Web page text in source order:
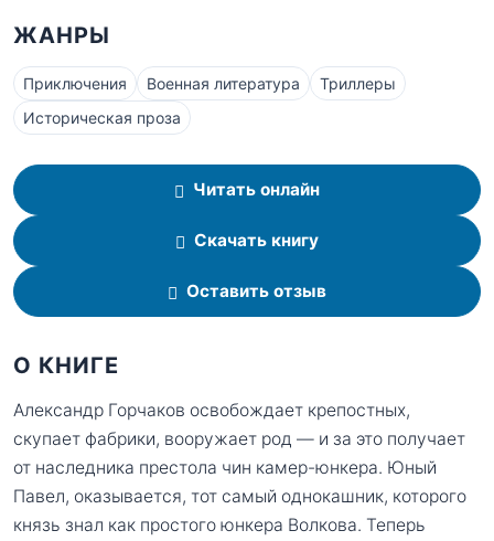
ЖАНРЫ
Приключения Военная литература
Триллеры
Историческая проза
Читать онлайн
Скачать книгу
Оставить отзыв
О КНИГЕ
Александр Горчаков освобождает крепостных,
скупает фабрики, вооружает род — и за это получает
от наследника престола чин камер-юнкера. Юный
Павел, оказывается, тот самый однокашник, которого
князь знал как простого юнкера Волкова. Теперь